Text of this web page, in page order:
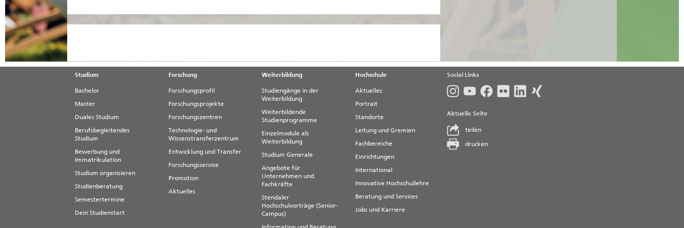
Studium
Bachelor
Master
Duales Studium
Berufsbegleitendes
Studium
Bewerbung und
Immatrikulation
Studium organisieren
Studienberatung
Semestertermine
Dein Studienstart
Forschung
Forschungsprofil
Forschungsprojekte
Forschungszentren
Technologie- und
Wissenstransferzentrum
Entwicklung und Transfer
Forschungsservice
Promotion
Aktuelles
Weiterbildung
Studiengänge in der
Weiterbildung
Weiterbildende
Studienprogramme
Einzelmodule als
Weiterbildung
Studium Generale
Angebote für
Unternehmen und
Fachkräfte
Stendaler
Hochschulvorträge (Senior-
Campus)
Hochschule
Aktuelles
Portrait
Standorte
Leitung und Gremien
Fachbereiche
Einrichtungen
International
Innovative Hochschullehre
Beratung und Services
Jobs und Karriere
Social Links
Aktuelle Seite
teilen
drucken